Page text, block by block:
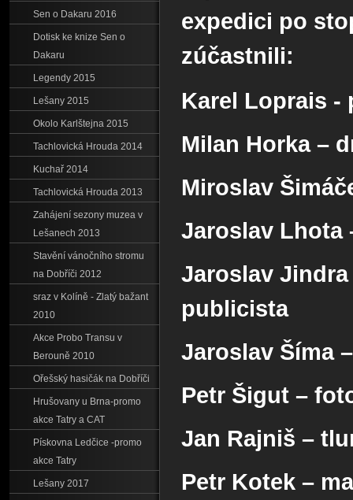
expedici po
zúčastnili:
Karel Loprais -
Milan Horka –
Miroslav
Jaroslav Lhota
Jaroslav Jindra
publicista
Jaroslav Šíma
Petr Šigut –
Jan Rajniš –
Petr Kotek –
Sen o Dakaru 2016
Dotisk ke knize Sen o
Dakaru
Legendy 2015
Lešany 2015
Okolo Karlštejna 2015
Tachlovická Hrouda 2014
Kuchař 2014
Tachlovická Hrouda 2013
Zahájení sezony muzea v
Lešanech 2013
Stavění vánočního stromu
na Dobříči 2012
sraz v Kolíně - Zlatý bažant
2010
Akce Probo Transu v
Berouně 2010
Ořešský hasičák na Dobříči
Hrušovany u Brna-promo
akce Tatry a CAT
Pískovna Ledčice -promo
akce Tatry
Lešany 2017